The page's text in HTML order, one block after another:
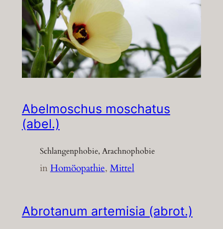
Abelmoschus moschatus
(abel.)
Schlangenphobie, Arachnophobie
inHomöopathie, Mittel
Abrotanum artemisia (abrot.)